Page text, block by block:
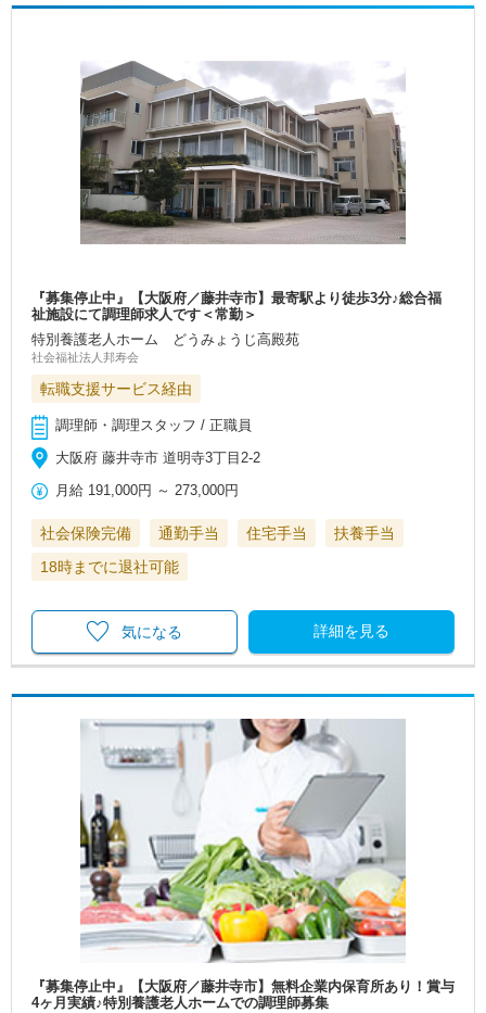
『募集停止中』【大阪府／藤井寺市】最寄駅より徒歩3分♪総合福
祉施設にて調理師求人です＜常勤＞
特別養護老人ホーム どうみょうじ高殿苑
社会福祉法人邦寿会
転職支援サービス経由
調理師・調理スタッフ / 正職員
大阪府 藤井寺市 道明寺3丁目2-2
月給 191,000円 ～273,000円
社会保険完備 通勤手当 住宅手当
扶養手当
18時までに退社可能
詳細を見る
気になる
『募集停止中』【大阪府／藤井寺市】無料企業内保育所あり！賞与
4ヶ月実績♪特別養護老人ホームでの調理師募集